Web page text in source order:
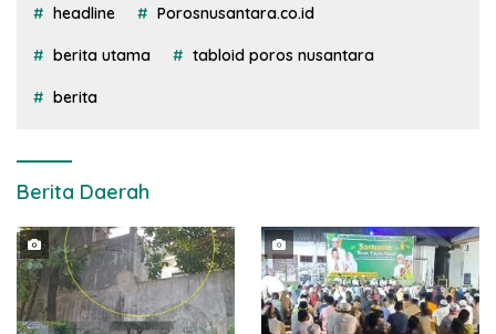
headline Porosnusantara.co.id
berita utama tabloid poros nusantara
berita
Berita Daerah